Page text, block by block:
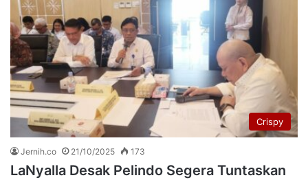
Crispy
Jernih.co 21/10/2025 173
LaNyalla Desak Pelindo Segera Tuntaskan